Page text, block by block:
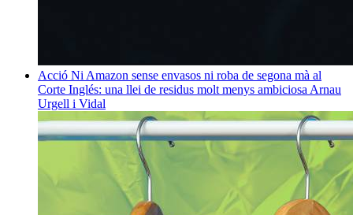
Acció Ni Amazon sense envasos ni roba de segona mà al
Corte Inglés: una llei de residus molt menys ambiciosa Arnau
Urgell i Vidal